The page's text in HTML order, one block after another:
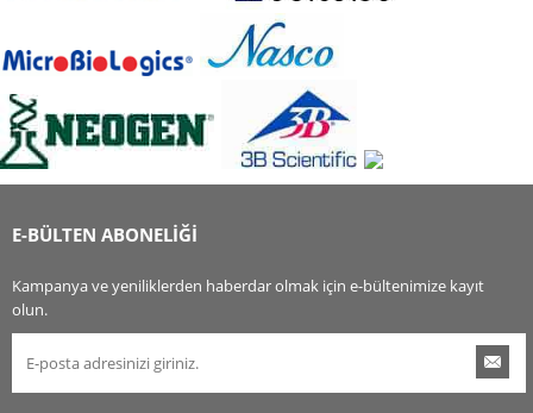
E-BÜLTEN ABONELİĞİ
Kampanya ve yeniliklerden haberdar olmak için e-bültenimize kayıt
olun.